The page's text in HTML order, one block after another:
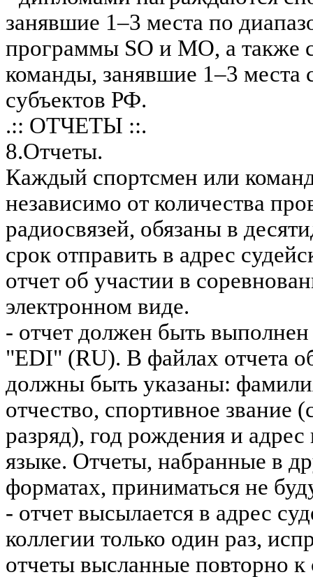
занявшие 1–3 места по
программы SO и МО, а также
команды, занявшие 1–3 места
субъектов РФ.
.:: ОТЧЕТЫ ::.
8.Отчеты.
Каждый спортсмен или
независимо от количества
радиосвязей, обязаны в
срок отправить в адрес
отчет об участии в
электронном виде.
- отчет должен быть
"EDI" (RU). В файлах отчета
должны быть указаны:
отчество, спортивное звание
разряд), год рождения и адрес
языке. Отчеты, набранные в
форматах, приниматься не
- отчет высылается в адрес
коллегии только один раз,
отчеты высланные повторно к